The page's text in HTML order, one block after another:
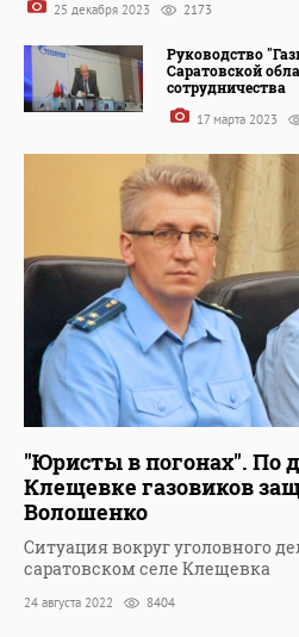
25 декабря 2023 2173
Руководство
Саратовской
сотрудничества
17 марта 2023
"Юристы в погонах". По
Клещевке газовиков
Волошенко
Ситуация вокруг уголовного
саратовском селе Клещевка
24 августа 2022 8404